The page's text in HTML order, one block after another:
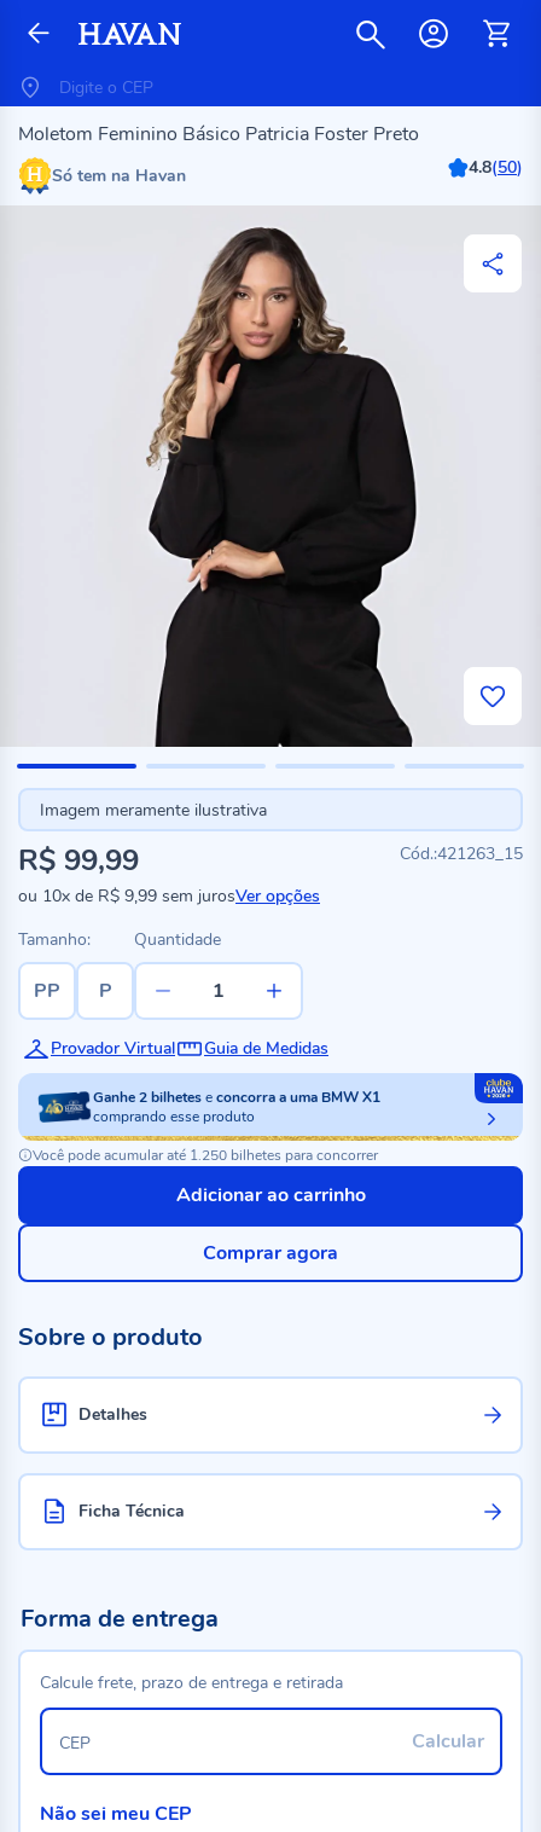
Moletom Feminino Básico Patricia Foster Preto
Só tem na Havan 4.8(50)
Imagem meramente ilustrativa
421263_15
R$ 99,99
ou 10x de R$ 9,99 sem jurosVer opções
Tamanho:
PP P
Quantidade
Provador Virtual Guia de Medidas
Ganhe2bilheteseconcorra a uma BMW X1
comprando esse produto
Você pode acumular até 1.250 bilhetes para concorrer
Adicionar ao carrinho
Comprar agora
Sobre o produto
Detalhes
Ficha Técnica
Forma de entrega
Calcule frete, prazo de entrega e retirada
Calcular
CEP
Não sei meu CEP